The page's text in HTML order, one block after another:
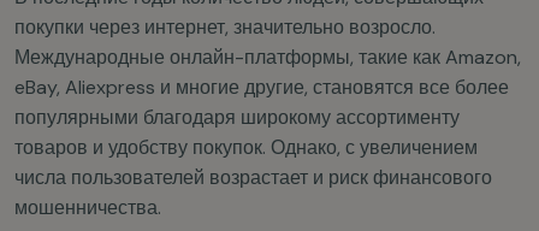
покупки через интернет, значительно возросло.
Международные онлайн-платформы, такие как Amazon,
eBay, Aliexpress и многие другие, становятся все более
популярными благодаря широкому ассортименту
товаров и удобству покупок. Однако, с увеличением
числа пользователей возрастает и риск финансового
мошенничества.